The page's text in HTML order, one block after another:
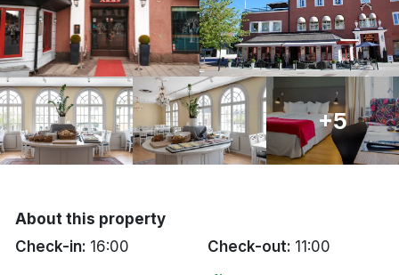
Hela Norge
Oslo
Bergen
Hela Danmark
+5
About this property
Check-in: 16:00 Check-out: 11:00